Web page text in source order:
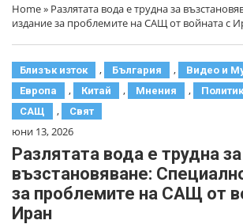
Home» Разлятата вода е трудна за
издание за проблемите на САЩ от войната с
Близък изток , България , Видео и
Европа , Китай , Мнения ,
САЩ , Свят
юни 13, 2026
Разлятата вода е трудна за
възстановяване:
за проблемите на САЩ от
Иран